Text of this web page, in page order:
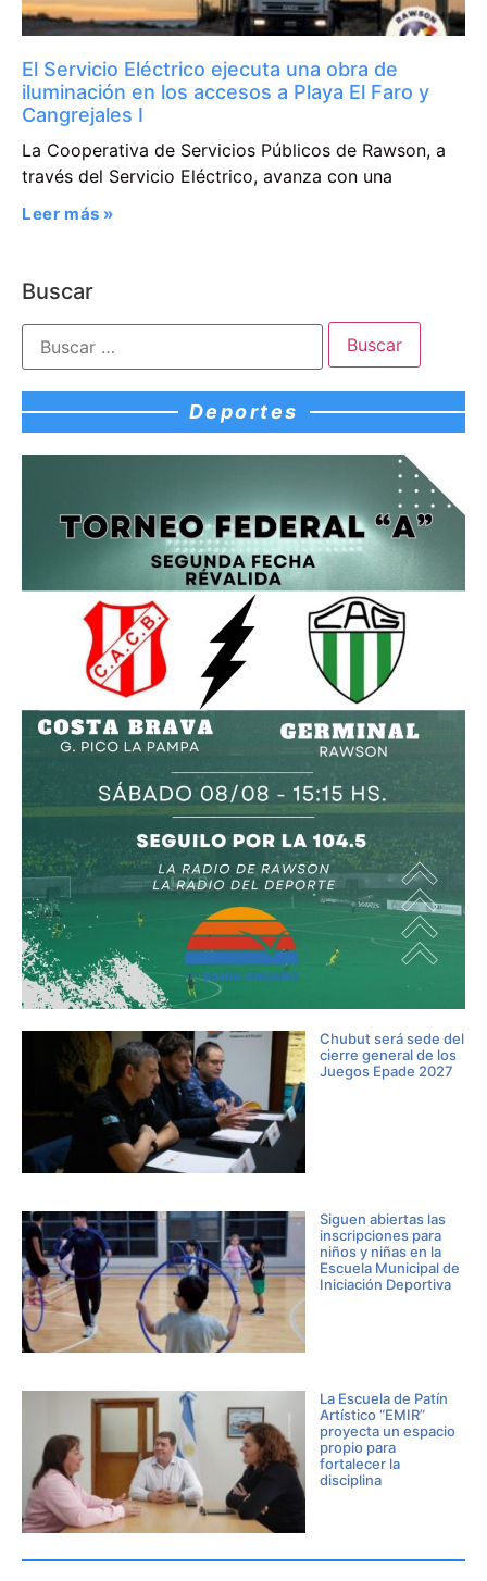
El Servicio Eléctrico ejecuta una obra de
iluminación en los accesos a Playa El Faro y
Cangrejales I
La Cooperativa de Servicios Públicos de Rawson, a
través del Servicio Eléctrico, avanza con una
Leer más »
Buscar
Deportes
Chubut será sede del
cierre general de los
Juegos Epade 2027
Siguen abiertas las
inscripciones para
niños y niñas en la
Escuela Municipal de
Iniciación Deportiva
La Escuela de Patín
Artístico “EMIR”
proyecta un espacio
propio para
fortalecer la
disciplina